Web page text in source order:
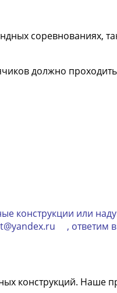
соревнованиях,
должно
конструкции или
, ответим
конструкций. Наше